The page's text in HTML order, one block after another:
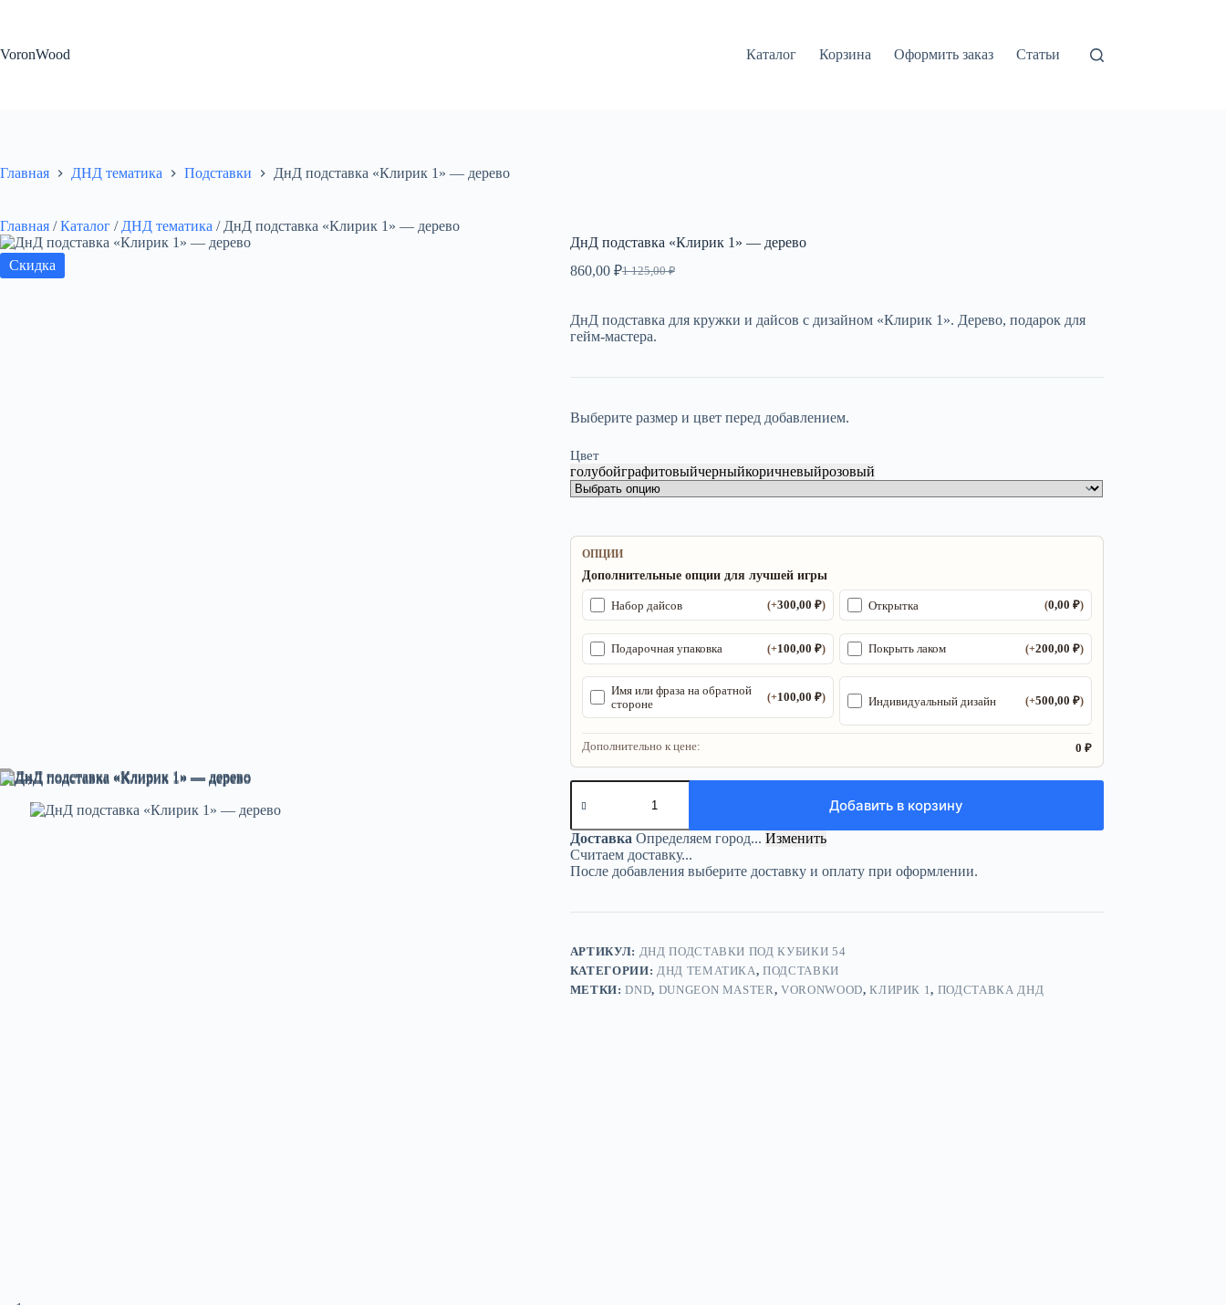
VoronWood
Каталог Корзина Оформить заказ Статьи
Главная ДНД тематика Подставки ДнД подставка «Клирик 1» — дерево
Главная / Каталог / ДНД тематика / ДнД подставка «Клирик 1» — дерево
Скидка
ДнД подставка «Клирик 1» — дерево
1 125,00₽
Первоначальная
1
125,00 ₽.
860,00 ₽Текущая
ДнД подставка для кружки и дайсов с дизайном «Клирик 1». Дерево, подарок для
гейм-мастера.
Выберите размер и цвет перед добавлением.
Цвет
голубойграфитовыйчерныйкоричневыйрозовый
ОПЦИИ
Дополнительные опции для лучшей игры
Набор дайсов (+300,00₽) Открытка (0,00 ₽)
Подарочная упаковка (+100,00₽) Покрыть лаком (+200,00 ₽)
Имя или фраза на обратной
стороне
(+100,00₽) Индивидуальный дизайн (+500,00 ₽)
Дополнительно к цене: 0 ₽
Количество
товара
подставка
«Клирик
1»
—
Добавить в корзину
Доставка Определяем город... Изменить
Считаем доставку...
После добавления выберите доставку и оплату при оформлении.
АРТИКУЛ: ДНД ПОДСТАВКИ ПОД КУБИКИ 54
КАТЕГОРИИ: ДНД ТЕМАТИКА,ПОДСТАВКИ
МЕТКИ:DND, DUNGEON MASTER,VORONWOOD,КЛИРИК 1, ПОДСТАВКА ДНД